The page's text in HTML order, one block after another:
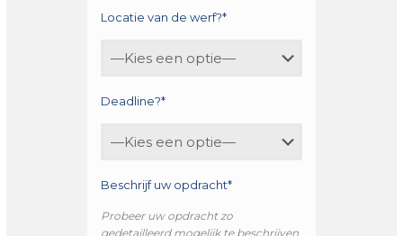
Locatie van de werf?*
Deadline?*
Beschrijf uw opdracht*
Probeer uw opdracht zo
gedetailleerd mogelijk te beschrijven